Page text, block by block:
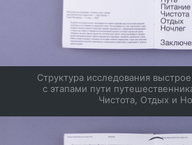
Структура исследования
с этапами пути
Чистота, Отдых и